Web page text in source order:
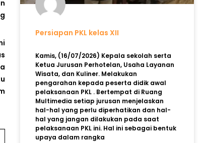
Persiapan PKL kelas XII
Kamis, (16/07/2026) Kepala sekolah serta
Ketua Jurusan Perhotelan, Usaha Layanan
Wisata, dan Kuliner. Melakukan
pengarahan kepada peserta didik awal
pelaksanaan PKL . Bertempat di Ruang
Multimedia setiap jurusan menjelaskan
hal-hal yang perlu diperhatikan dan hal-
hal yang jangan dilakukan pada saat
pelaksanaan PKL ini. Hal ini sebagai bentuk
upaya dalam rangka